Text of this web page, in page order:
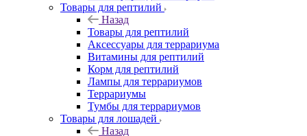
Товары для рептилий
Назад
Товары для рептилий
Аксессуары для террариума
Витамины для рептилий
Корм для рептилий
Лампы для террариумов
Террариумы
Тумбы для террариумов
Товары для лошадей
Назад